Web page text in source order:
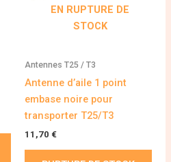
EN RUPTURE DE
STOCK
Antennes T25 / T3
Antenne d’aile 1 point
embase noire pour
transporter T25/T3
11,70 €